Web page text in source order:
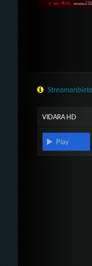
VIDARA HD
Play